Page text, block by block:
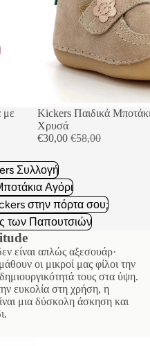
με
Έκπτωση
Kickers Παιδικά
Χρυσά
Τιμή έκπτωσης
€30,00 Κανονική τιμή
€58,00
Συλλογή
Αγόρι
στην πόρτα σου;
των Παπουτσιών
είναι απλώς αξεσουάρ·
οι μικροί μας φίλοι την
τους στα ύψη.
ευκολία στη χρήση, η
μια δύσκολη άσκηση και